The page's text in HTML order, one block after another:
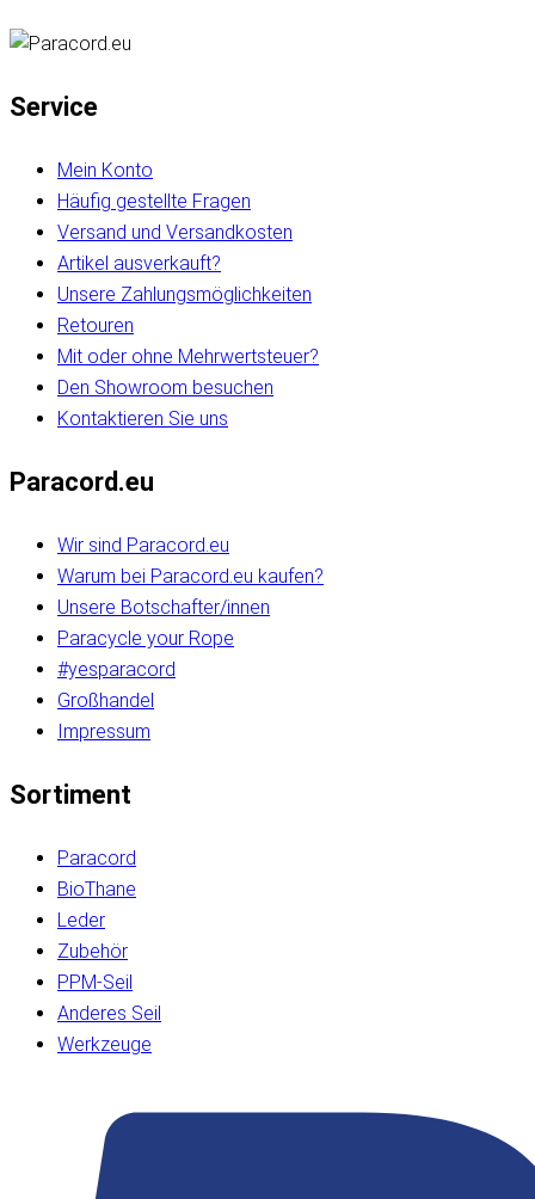
Service
Mein Konto
Häufig gestellte Fragen
Versand und Versandkosten
Artikel ausverkauft?
Unsere Zahlungsmöglichkeiten
Retouren
Mit oder ohne Mehrwertsteuer?
Den Showroom besuchen
Kontaktieren Sie uns
Paracord.eu
Wir sind Paracord.eu
Warum bei Paracord.eu kaufen?
Unsere Botschafter/innen
Paracycle your Rope
#yesparacord
Großhandel
Impressum
Sortiment
Paracord
BioThane
Leder
Zubehör
PPM-Seil
Anderes Seil
Werkzeuge